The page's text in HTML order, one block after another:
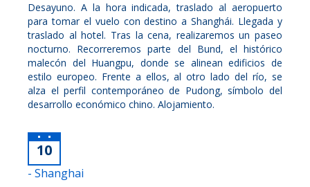
Desayuno. A la hora indicada, traslado al aeropuerto
para tomar el vuelo con destino a Shanghái. Llegada y
traslado al hotel. Tras la cena, realizaremos un paseo
nocturno. Recorreremos parte del Bund, el histórico
malecón del Huangpu, donde se alinean edificios de
estilo europeo. Frente a ellos, al otro lado del río, se
alza el perfil contemporáneo de Pudong, símbolo del
desarrollo económico chino. Alojamiento.
10
- Shanghai